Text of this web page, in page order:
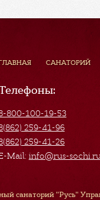
САНАТОРИЙ
800-100-19-53
259-41-96
259-41-26
Mail: info@rus-
санаторий "Русь"